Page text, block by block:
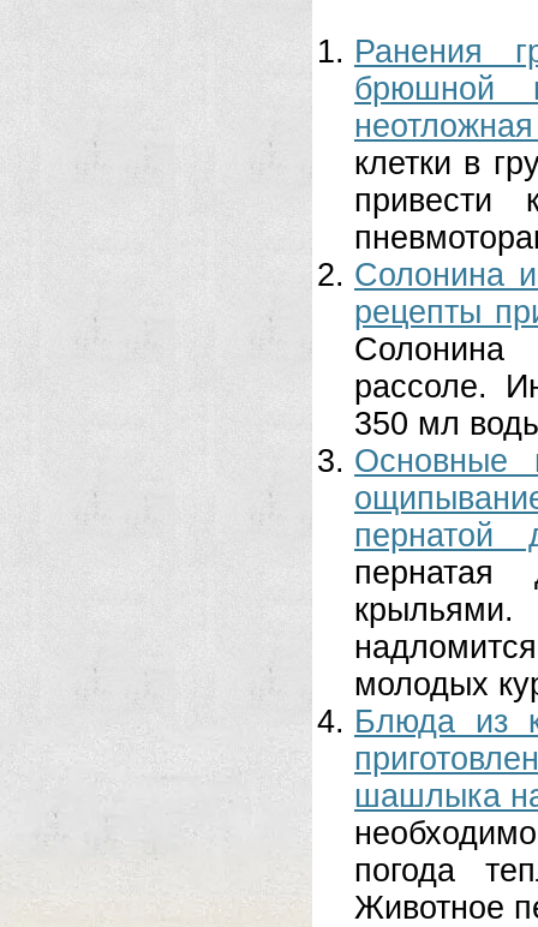
Ранения
брюшной
клетки в
привести
Солонина
рецепты
рассоле.
350 мл
Основные
пернатой
пернатая
молодых
Блюда из
шашлыка
погода
Животное